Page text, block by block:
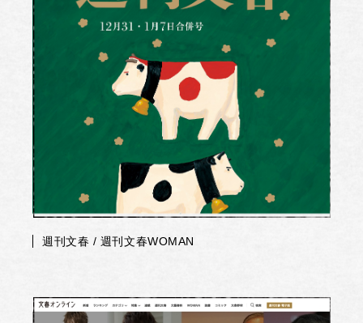
週刊文春 / 週刊文春WOMAN